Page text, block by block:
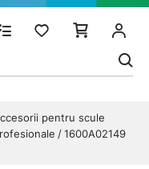
pentru scule
1600A02149